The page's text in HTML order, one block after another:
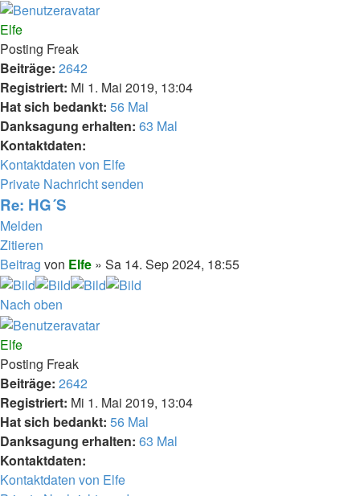
Elfe
Posting Freak
Beiträge: 2642
Registriert: Mi 1. Mai 2019, 13:04
Hat sich bedankt: 56 Mal
Danksagung erhalten: 63 Mal
Kontaktdaten:
Kontaktdaten von Elfe
Private Nachricht senden
Re: HG´S
Melden
Zitieren
Beitrag von Elfe » Sa 14. Sep 2024, 18:55
Nach oben
Elfe
Posting Freak
Beiträge: 2642
Registriert: Mi 1. Mai 2019, 13:04
Hat sich bedankt: 56 Mal
Danksagung erhalten: 63 Mal
Kontaktdaten:
Kontaktdaten von Elfe